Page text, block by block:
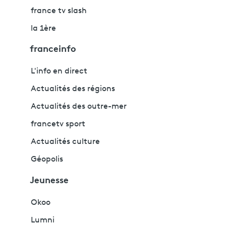
france tv slash
la 1ère
franceinfo
L'info en direct
Actualités des régions
Actualités des outre-mer
francetv sport
Actualités culture
Géopolis
Jeunesse
Okoo
Lumni